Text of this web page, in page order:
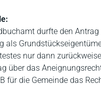
durfte den
als
nur dann
über das
für die Gemeinde das